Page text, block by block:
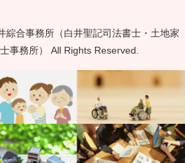
合事務所（白井聖記司法書士・土地家
事務所） All Rights Reserved.